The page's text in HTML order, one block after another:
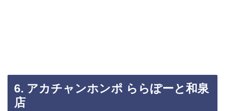
6. アカチャンホンポ ららぽーと和泉
店